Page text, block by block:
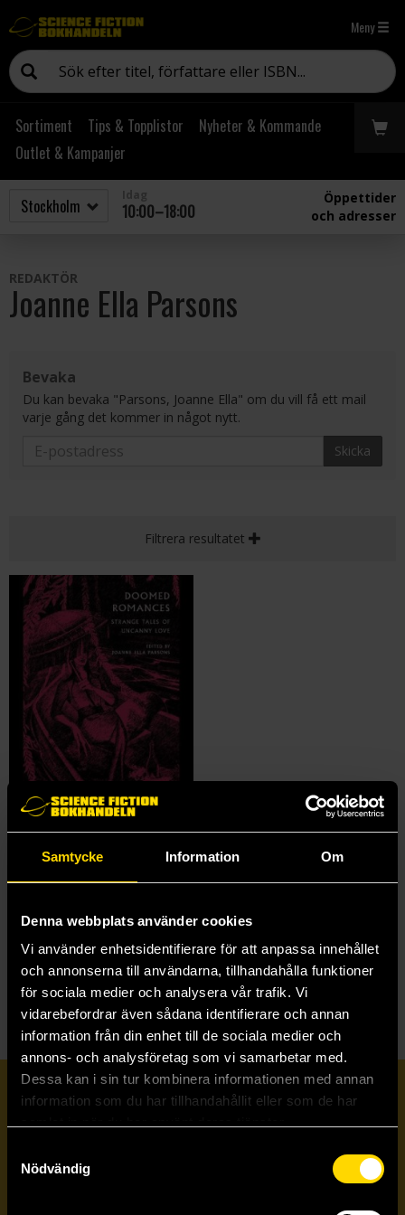
Samtycke Information Om
Denna webbplats använder cookies
Vi använder enhetsidentifierare för att anpassa innehållet
och annonserna till användarna, tillhandahålla funktioner
för sociala medier och analysera vår trafik. Vi
vidarebefordrar även sådana identifierare och annan
information från din enhet till de sociala medier och
annons- och analysföretag som vi samarbetar med.
Dessa kan i sin tur kombinera informationen med annan
information som du har tillhandahållit eller som de har
Nödvändig
Meny
Sortiment Tips & Topplistor
Nyheter & Kommande
Outlet & Kampanjer
10:00–18:00
Öppettider
och adresser
REDAKTÖR
Joanne Ella Parsons
Bevaka
Du kan bevaka "Parsons, Joanne Ella" om du vill få ett mail
varje gång det kommer in något nytt.
Skicka
Filtrera resultatet
Doomed Romances : Strange Tales of Uncanny Love
Joanne Ella Parsons
Prenumerera på vårt nyhetsbrev
Skicka